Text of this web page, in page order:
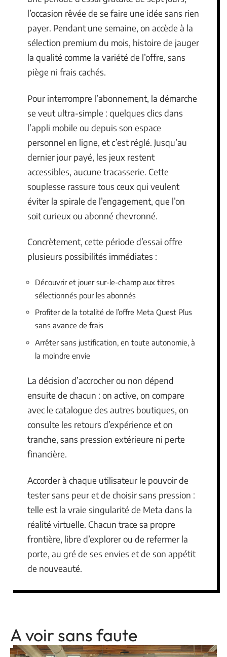
l’occasion rêvée de se faire une idée sans rien
payer. Pendant une semaine, on accède à la
sélection premium du mois, histoire de jauger
la qualité comme la variété de l’offre, sans
piège ni frais cachés.
Pour interrompre l’abonnement, la démarche
se veut ultra-simple : quelques clics dans
l’appli mobile ou depuis son espace
personnel en ligne, et c’est réglé. Jusqu’au
dernier jour payé, les jeux restent
accessibles, aucune tracasserie. Cette
souplesse rassure tous ceux qui veulent
éviter la spirale de l’engagement, que l’on
soit curieux ou abonné chevronné.
Concrètement, cette période d’essai offre
plusieurs possibilités immédiates :
Découvrir et jouer sur-le-champ aux titres
sélectionnés pour les abonnés
Profiter de la totalité de l’offre Meta Quest Plus
sans avance de frais
Arrêter sans justification, en toute autonomie, à
la moindre envie
La décision d’accrocher ou non dépend
ensuite de chacun : on active, on compare
avec le catalogue des autres boutiques, on
consulte les retours d’expérience et on
tranche, sans pression extérieure ni perte
financière.
Accorder à chaque utilisateur le pouvoir de
tester sans peur et de choisir sans pression :
telle est la vraie singularité de Meta dans la
réalité virtuelle. Chacun trace sa propre
frontière, libre d’explorer ou de refermer la
porte, au gré de ses envies et de son appétit
de nouveauté.
A voir sans faute